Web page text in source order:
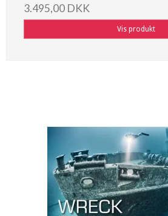
3.495,00 DKK
Vis produkt